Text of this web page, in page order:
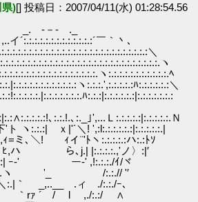
県)[] 投稿日：2007/04/11(水) 01:28:54.56
- ._
￣｀丶､
＼
ヽ
ヽ:.:.:.:.:.:.:.:.:.:.:.ﾍ
ヽ:.:.:.',:.:.:.:.:ﾊ:.:.:.:.:.:＼
ﾊ:.:.:|:.:.:.:.:.:|:.:.:.:.:.:.:
､:.:.!.､:._｣',...Ｌ:.:.:.:.:|:.:.:.:.:.Ｎ
ヽ:.:.:| ｘ|'´＼! ',:l:.:.:.:.:.:|:.:.:.:.:.|
､＼! ｨイ¨'ﾄヽ:.:.:.:.:ハ:.:ﾄｿ
ら､j.| |:.:.:.:.,'ノ〉:|′
‐' ー-' ,!:.:.:./ｲ/ヾ
'_ /:.:.// '′
.ィ ./:.:./ｰ､
/ l ,./:.:/ ∧